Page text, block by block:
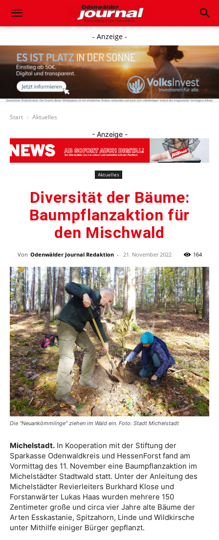
- Anzeige -
Start Aktuelles
- Anzeige -
Aktuelles
Diversität der Bäume:
Baumpflanzaktion für
den Mischwald
Von Odenwälder Journal Redaktion - 21. November 2022 164
Die "Neuankömmlinge" ziehen im Wald ein. Foto: Stadt Michelstadt
Michelstadt. In Kooperation mit der Stiftung der
Sparkasse Odenwaldkreis und HessenForst fand am
Vormittag des 11. November eine Baumpflanzaktion im
Michelstädter Stadtwald statt. Unter der Anleitung des
Michelstädter Revierleiters Burkhard Klose und
Forstanwärter Lukas Haas wurden mehrere 150
Zentimeter große und circa vier Jahre alte Bäume der
Arten Esskastanie, Spitzahorn, Linde und Wildkirsche
unter Mithilfe einiger Bürger gepflanzt.